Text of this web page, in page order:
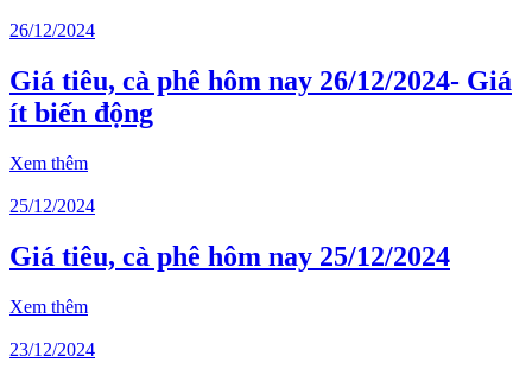
26/12/2024
Giá tiêu, cà phê hôm nay 26/12/2024- Giá
ít biến động
Xem thêm
25/12/2024
Giá tiêu, cà phê hôm nay 25/12/2024
Xem thêm
23/12/2024